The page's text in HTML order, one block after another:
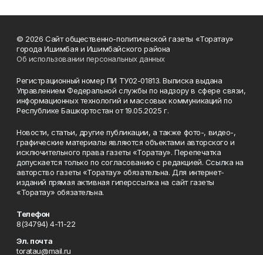
© 2026 Сайт общественно-политической газеты «Торатау»
города Ишимбая и Ишимбайского района
Об использовании персональных данных
Регистрационный номер ПИ ТУ02-01813. Выписка выдана
Управлением Федеральной службы по надзору в сфере связи,
информационных технологий и массовых коммуникаций по
Республике Башкортостан от 19.05.2025 г.
Новости, статьи, другие публикации, а также фото-, видео-,
графические материалы являются объектами авторского и
исключительного права газеты «Торатау». Перепечатка
допускается только по согласованию с редакцией. Ссылка на
авторство газеты «Торатау» обязательна. Для интернет-
изданий прямая активная гиперссылка на сайт газеты
«Торатау» обязательна.
Телефон
8(34794) 4-11-22
Эл. почта
toratau@mail.ru